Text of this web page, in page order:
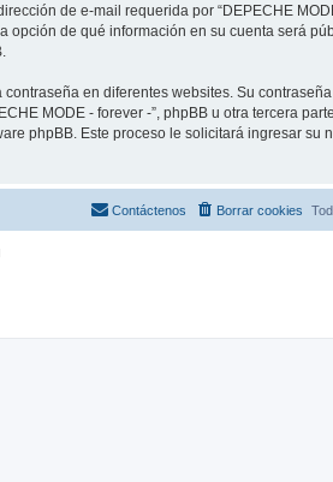
de e-mail requerida por “DEPECHE
opción de qué información en su cuenta será
en diferentes websites. Su
MODE - forever -”, phpBB u otra tercera
phpBB. Este proceso le solicitará ingresar su
Borrar cookies
Contáctenos